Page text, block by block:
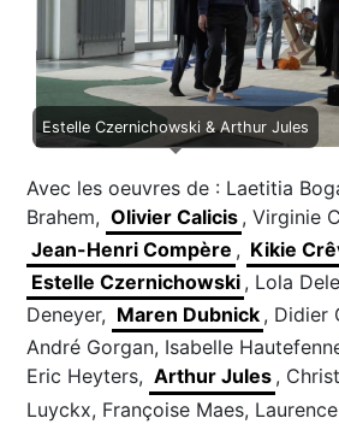
Estelle Czernichowski & Arthur Jules
Avec les oeuvres de : Laetitia
Brahem, Olivier Calicis , Virginie
Jean-Henri Compère , Kikie
Estelle Czernichowski , Lola
Deneyer, Maren Dubnick , Didier
André Gorgan, Isabelle
Eric Heyters, Arthur Jules ,
Luyckx, Françoise Maes,